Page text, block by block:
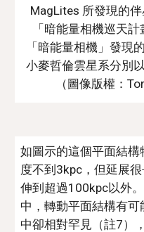
MagLites 所發現的
「暗能量相機巡天
「暗能量相機」發現
小麥哲倫雲星系分別
（圖像版權：
如圖示的這個平面結
度不到3kpc，但延展
伸到超過100kpc以外
中，轉動平面結構有
中卻相對罕見（註7）